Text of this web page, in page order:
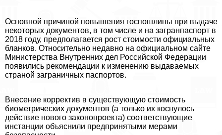
Основной причиной повышения госпошлины при выдаче
некоторых документов, в том числе и на загранпаспорт в
2018 году, предполагается рост стоимости официальных
бланков. Относительно недавно на официальном сайте
Министерства Внутренних дел Российской Федерации
появились рекомендации к изменению выдаваемых
страной заграничных паспортов.
Внесение корректив в существующую стоимость
биометрических документов (а только их коснулось
действие нового законопроекта) соответствующие
инстанции объяснили предпринятыми мерами